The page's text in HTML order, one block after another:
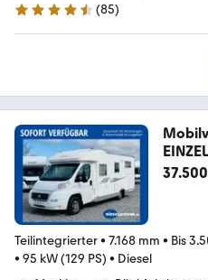
4.7 Sterne
(85)
Teilintegrierter• 7.168 mm • Bis
• 95 kW (129 PS) • Diesel